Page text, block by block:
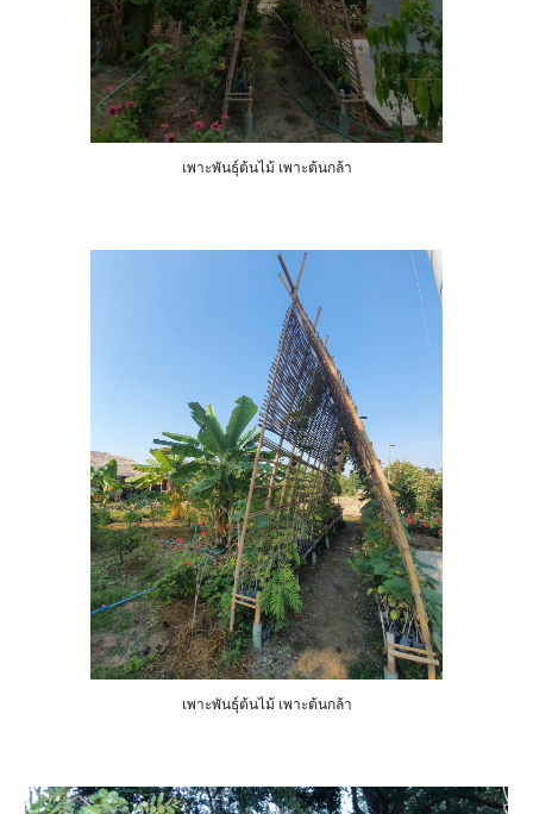
เพาะพันธุ์ต้นไม้ เพาะต้นกล้า
เพาะพันธุ์ต้นไม้ เพาะต้นกล้า